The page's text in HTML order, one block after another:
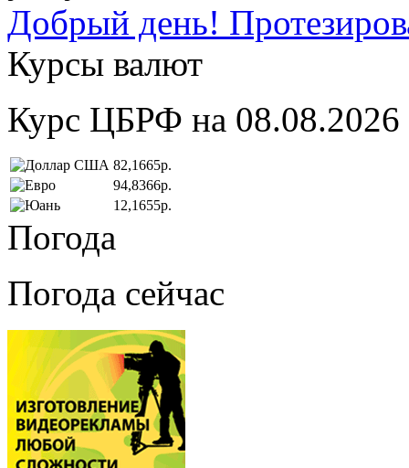
Добрый день!
Курсы валют
Курс ЦБРФ на 08.08.2026
82,1665р.
94,8366р.
12,1655р.
Погода
Погода сейчас